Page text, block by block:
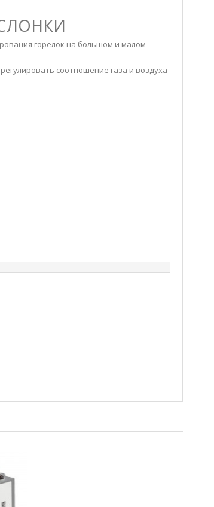
горелок на большом и малом
соотношение газа и воздуха